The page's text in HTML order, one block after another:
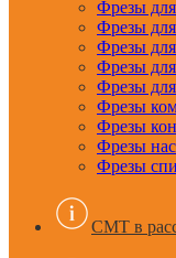
Фрезы
Фрезы для
Фрезы
Фрезы
Фрезы
Фрезы
Фрезы
Фрезы
Фрезы
CMT в